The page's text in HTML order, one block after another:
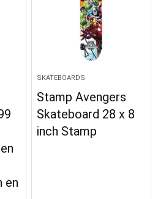
en
SKATEBOARDS
Stamp Avengers
Skateboard 28 x 8
inch Stamp